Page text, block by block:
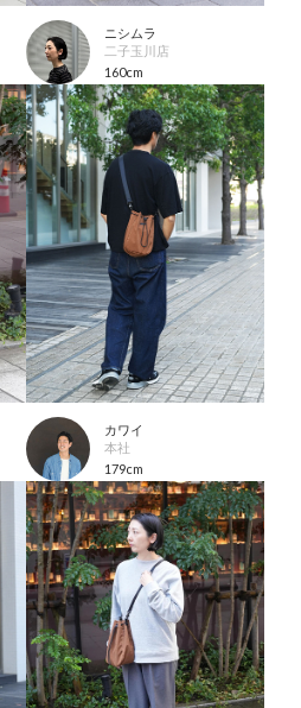
ニシムラ
二子玉川店
160cm
カワイ
本社
179cm